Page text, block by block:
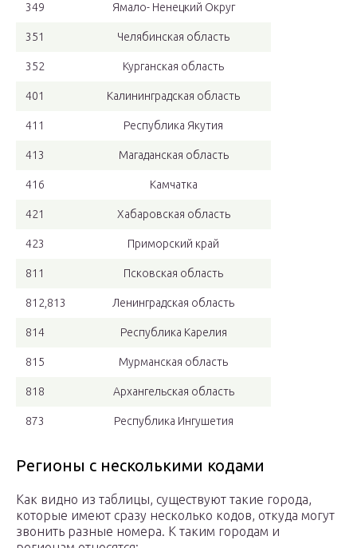
349 Ямало- Ненецкий Округ
351 Челябинская область
352 Курганская область
401 Калининградская область
411 Республика Якутия
413 Магаданская область
416 Камчатка
421 Хабаровская область
423 Приморский край
811 Псковская область
812,813 Ленинградская область
814 Республика Карелия
815 Мурманская область
818 Архангельская область
873 Республика Ингушетия
Регионы с несколькими кодами
Как видно из таблицы, существуют такие города,
которые имеют сразу несколько кодов, откуда могут
звонить разные номера. К таким городам и